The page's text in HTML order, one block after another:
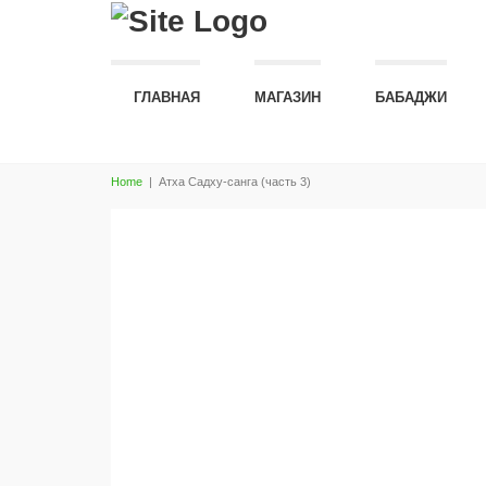
ГЛАВНАЯ МАГАЗИН БАБАДЖИ
Home | Атха Садху-санга (часть 3)